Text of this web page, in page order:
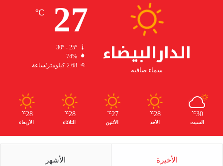
الدارالبيضاء
سماء صافية
27
℃
74%
2.68 كيلومتر/ساعة
30
℃
السبت
28
℃
الأحد
27
℃
الأثنين
28
℃
الثلاثاء
28
℃
الأربعاء
الأخيرة الأشهر